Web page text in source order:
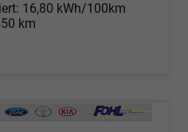
16,80 kWh/100km
km